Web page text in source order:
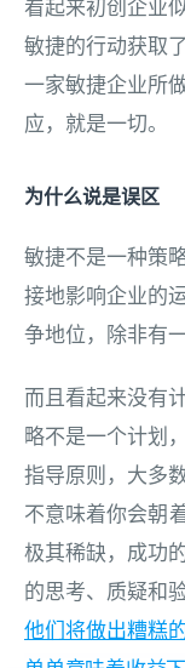
看起来初创企业
敏捷的行动获取
一家敏捷企业所
应，就是一切。
为什么说是误区
敏捷不是一种策
接地影响企业的
争地位，除非有
而且看起来没有
略不是一个计划
指导原则，大多
不意味着你会朝
极其稀缺， 成功
的思考、质疑和
他们将做出糟糕